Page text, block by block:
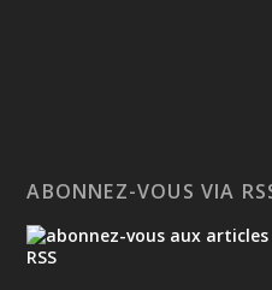
ABONNEZ-VOUS VIA